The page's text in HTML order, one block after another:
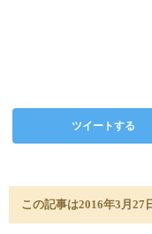
ツイートする
この記事は2016年3月27